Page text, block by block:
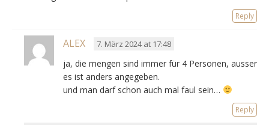
Reply
ALEX 7. März 2024 at 17:48
ja, die mengen sind immer für 4 Personen, ausser
es ist anders angegeben.
und man darf schon auch mal faul sein…
Reply